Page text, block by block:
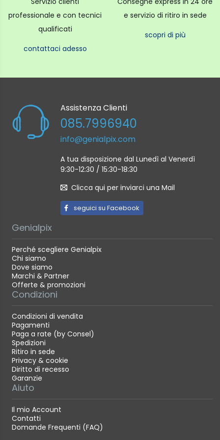
Apertura massima :F2
Apertura minima: F16
arrotondata
Step: 1/3EV (19 step)
Campo di messa fuoco 22cm - ∞
Ingrandimento massimo 0.13x
Dimensioni esterne: diametro x lunghezza* (ca.)
* distanza dalla flangia di attacco dell'obiettivo
ø60.0mm x 51.9mm
Peso* (circa)
*esclusi tappi e paraluce 180g
Dimensione filtro: ø43mm
Accessori inclusi:Tappo obiettivo FLCP-43
Tappo posteriore obiettivo RLCP-001
Paraluce
Panno protettivo
professionale e con tecnici
qualificati
contattaci adesso
e servizio di ritiro in sede
scopri di più
Assistenza Clienti
085.7996940
info@genialpix.com
A tua disposizione dal Lunedì al Venerdì
9:30-12:30 / 15:30-18:30
Clicca qui per inviarci una Mail
seguici su Facebook
Genialpix
Perché scegliere Genialpix
Chi siamo
Dove siamo
Marchi & Partner
Offerte & promozioni
Condizioni
Condizioni di vendita
Pagamenti
Paga a rate (by Consel)
Spedizioni
Ritiro in sede
Privacy & cookie
Diritto di recesso
Garanzie
Aiuto
Il mio Account
Contatti
Domande Frequenti (FAQ)